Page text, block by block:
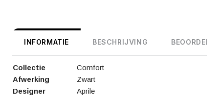
INFORMATIE BESCHRIJVING
Collectie
Comfort
Afwerking
Zwart
Designer
Aprile